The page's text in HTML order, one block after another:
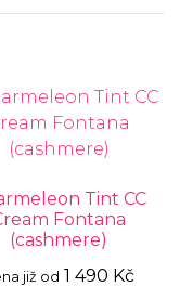
Tint CC
Fontana
(cashmere)
již od 1 490 Kč